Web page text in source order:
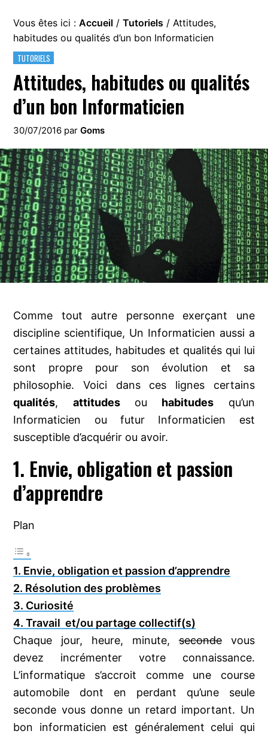
Vous êtes ici :Accueil / Tutoriels / Attitudes,
habitudes ou qualités d’un bon Informaticien
TUTORIELS
Attitudes, habitudes ou qualités
d’un bon Informaticien
30/07/2016 parGoms
Comme tout autre personne exerçant une
discipline scientifique, Un Informaticien aussi a
certaines attitudes, habitudes et qualités qui lui
sont propre pour son évolution et sa
philosophie. Voici dans ces lignes certains
qualités, attitudesou habitudes qu’un
Informaticien ou futur Informaticien est
susceptible d’acquérir ou avoir.
1. Envie, obligation et passion
d’apprendre
Plan
1. Envie, obligation et passion d’apprendre
2. Résolution des problèmes
3. Curiosité
4. Travail et/ou partage collectif(s)
Chaque jour, heure, minute,secondevous
devez incrémenter votre connaissance.
L’informatique s’accroit comme une course
automobile dont en perdant qu’une seule
seconde vous donne un retard important. Un
bon informaticien est généralement celui qui